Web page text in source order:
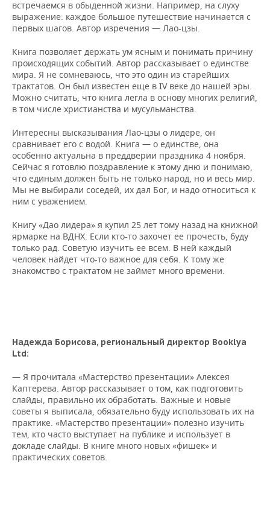
встречаемся в обыденной жизни. Например, на слуху
выражение: каждое большое путешествие начинается с
первых шагов. Автор изречения — Лао-цзы.
Книга позволяет держать ум ясным и понимать причину
происходящих событий. Автор рассказывает о единстве
мира. Я не сомневаюсь, что это один из старейших
трактатов. Он был известен еще в IV веке до нашей эры.
Можно считать, что книга легла в основу многих религий,
в том числе христианства и мусульманства.
Интересны высказывания Лао-цзы о лидере, он
сравнивает его с водой. Книга — о единстве, она
особенно актуальна в преддверии праздника 4 ноября.
Сейчас я готовлю поздравление к этому дню и понимаю,
что единым должен быть не только народ, но и весь мир.
Мы не выбирали соседей, их дал Бог, и надо относиться к
ним с уважением.
Книгу «Дао лидера» я купил 25 лет тому назад на книжной
ярмарке на ВДНХ. Если кто-то захочет ее прочесть, буду
только рад. Советую изучить ее всем. В ней каждый
человек найдет что-то важное для себя. К тому же
знакомство с трактатом не займет много времени.
Надежда Борисова, региональный директор Booklya
Ltd:
— Я прочитала «Мастерство презентации» Алексея
Каптерева. Автор рассказывает о том, как подготовить
слайды, правильно их обработать. Важные и новые
советы я выписала, обязательно буду использовать их на
практике. «Мастерство презентации» полезно изучить
тем, кто часто выступает на публике и использует в
докладе слайды. В книге много новых «фишек» и
практических советов.